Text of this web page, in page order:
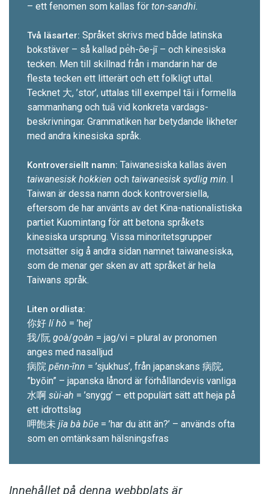
– ett fenomen som kallas för ton-sandhi.
Två läsarter: Språket skrivs med både latinska
bokstäver – så ­kallad pe̍h-ōe-jī – och kinesiska
tecken. Men till skillnad från i mandarin har de
flesta tecken ett litterärt och ett folkligt uttal.
Tecknet 大, ’stor’, uttalas till exempel tāi i formella
sammanhang och tuā vid konkreta vardags­
beskrivningar. Grammatiken har betydande likheter
med andra kinesiska språk.
Kontroversiellt namn: Taiwanesiska kallas även
taiwanesisk hokkien och taiwanesisk sydlig min. I
Taiwan är dessa namn dock kontrover­siella,
eftersom de har använts av det Kina-nationalistiska
partiet Kuomintang för att betona språkets
kinesiska ursprung. Vissa minoritets­grupper
motsätter sig å andra sidan namnet taiwanesiska,
som de menar ger sken av att språket är hela
Taiwans språk.
Liten ordlista:
你好 lí hò = ’hej’
我/阮 goà/goàn = jag/vi = ­plural av pronomen
anges med nasalljud
病院 pēnn-īnn = ’sjukhus’, från japanskans 病院,
”byōin” – japanska lånord är för­hållandevis vanliga
水啊 sùi-ah = ’snygg’ – ett populärt sätt att heja på
ett idrottslag
呷飽未 jîa bà bũe = ’har du ätit än?’ – används ofta
som en omtänksam hälsningsfras
Innehållet på denna webbplats är